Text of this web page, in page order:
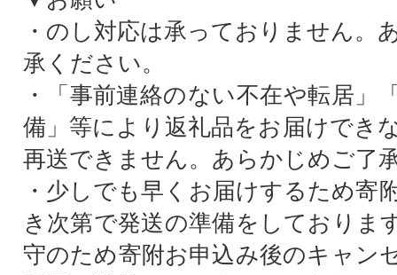
・のし対応は承っておりません。
承ください。
・「事前連絡のない不在や転居」
備」等により返礼品をお届けでき
再送できません。あらかじめご了
・少しでも早くお届けするため寄
き次第で発送の準備をしておりま
守のため寄附お申込み後のキャン